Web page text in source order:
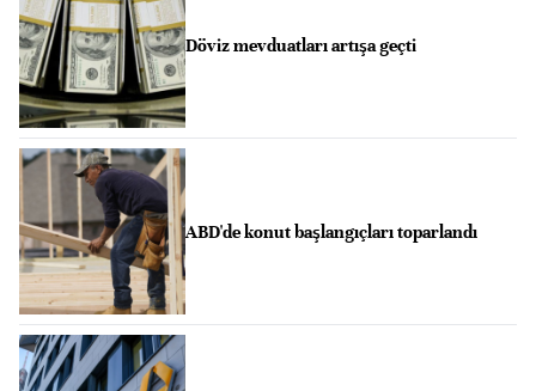
Döviz mevduatları artışa geçti
ABD'de konut başlangıçları toparlandı